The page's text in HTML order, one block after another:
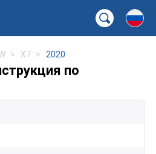
X7 2020
по